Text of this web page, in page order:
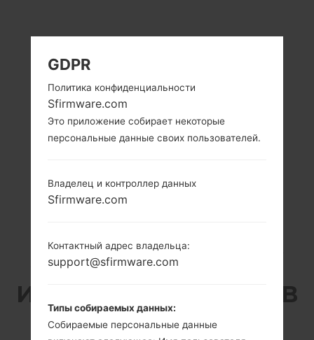
SAMSUNG SM-T387W
ИЗ СЕРИИ GALAXY TAB
A 8.0
GDPR
Политика конфиденциальности
Sfirmware.com
Это приложение собирает некоторые
персональные данные своих пользователей.
Владелец и контроллер данных
Sfirmware.com
Контактный адрес владельца:
support@sfirmware.com
Типы собираемых данных:
Собираемые персональные данные